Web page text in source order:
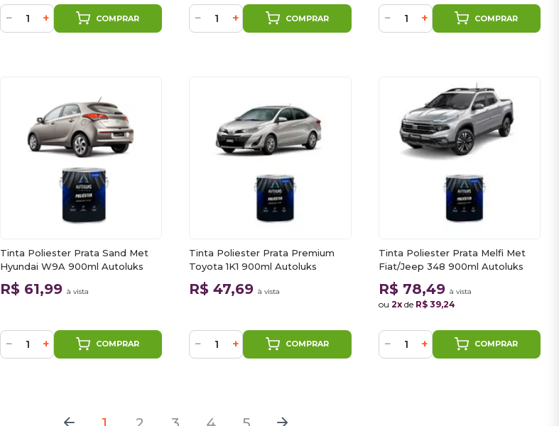
− + COMPRAR − + COMPRAR − + COMPRAR
Tinta Poliester Prata Sand Met
Hyundai W9A 900ml Autoluks
R$ 61,99 à vista
− + COMPRAR
Tinta Poliester Prata Premium
Toyota 1K1 900ml Autoluks
R$ 47,69 à vista
− + COMPRAR
Tinta Poliester Prata Melfi Met
Fiat/Jeep 348 900ml Autoluks
R$ 78,49 à vista
ou 2xde R$ 39,24
− + COMPRAR